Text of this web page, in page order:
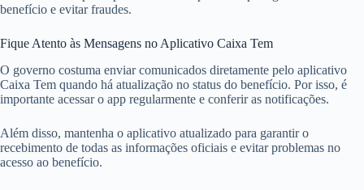
benefício e evitar fraudes.
Fique Atento às Mensagens no Aplicativo Caixa Tem
O governo costuma enviar comunicados diretamente pelo aplicativo
Caixa Tem quando há atualização no status do benefício. Por isso, é
importante acessar o app regularmente e conferir as notificações.
Além disso, mantenha o aplicativo atualizado para garantir o
recebimento de todas as informações oficiais e evitar problemas no
acesso ao benefício.